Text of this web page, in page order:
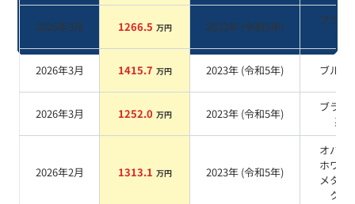
2026年3月 1266.5 万円 2023年 (令和5年)
ブラッ
系
2026年3月 1415.7 万円 2023年 (令和5年) ブルー
2026年3月 1252.0 万円 2023年 (令和5年)
ブラッ
系
2026年2月 1313.1 万円 2023年 (令和5年)
オパリ
ホワイ
メタリ
ク